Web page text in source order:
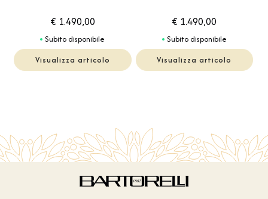
€ 1.490,00
Subito disponibile
Visualizza articolo
€ 1.490,00
Subito disponibile
Visualizza articolo